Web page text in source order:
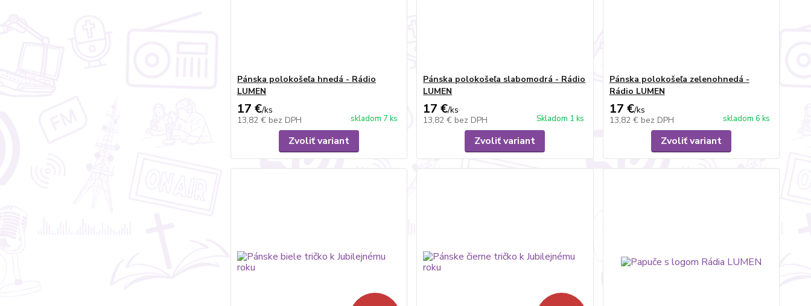
Pánska polokošeľa hnedá - Rádio
LUMEN
17 €/ks
13,82 € bez DPH skladom 7 ks
Zvoliť variant
Pánska polokošeľa slabomodrá - Rádio
LUMEN
17 €/ks
13,82 € bez DPH Skladom 1 ks
Zvoliť variant
Pánska polokošeľa zelenohnedá -
Rádio LUMEN
17 €/ks
13,82 € bez DPH skladom 6 ks
Zvoliť variant